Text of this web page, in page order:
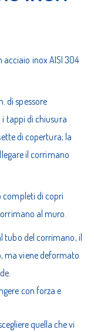
inox AISI 304
di spessore
i tappi di chiusura
di copertura; la
il corrimano
completi di copri
al muro.
tubo del corrimano, il
ma viene deformato
con forza e
quella che vi